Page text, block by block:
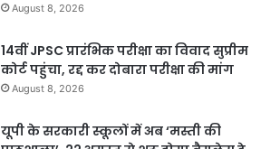
August 8, 2026
14वीं JPSC प्रारंभिक परीक्षा का विवाद सुप्रीम
कोर्ट पहुंचा, रद्द कर दोबारा परीक्षा की मांग
August 8, 2026
यूपी के सरकारी स्कूलों में अब ‘मस्ती की